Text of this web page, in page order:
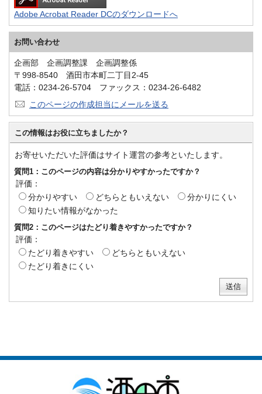
Adobe Acrobat Reader DCのダウンロードへ
お問い合わせ
企画部 企画調整課 企画調整係
〒998-8540 酒田市本町二丁目2-45
電話：0234-26-5704 ファックス：0234-26-6482
このページの作成担当にメールを送る
この情報はお役に立ちましたか？
お寄せいただいた評価はサイト運営の参考といたします。
質問1：このページの内容は分かりやすかったですか？
評価：
分かりやすい
どちらともいえない
分かりにくい
知りたい情報がなかった
質問2：このページはたどり着きやすかったですか？
評価：
たどり着きやすい
どちらともいえない
たどり着きにくい